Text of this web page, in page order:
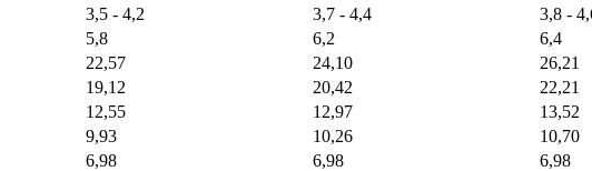
3,5 - 4,2 3,7 - 4,4
3,8 -
5,8 6,2
6,4
22,57 24,10
26,21
19,12 20,42
22,21
12,55 12,97
13,52
9,93 10,26
10,70
6,98 6,98
6,98